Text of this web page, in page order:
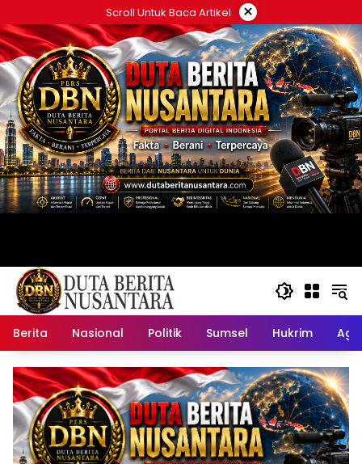
ke
konten
Scroll Untuk Baca Artikel ×
Berita Nasional Politik Sumsel Hukrim